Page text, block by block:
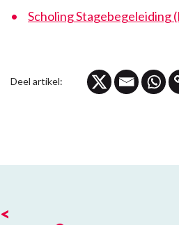
Scholing Stagebegeleiding
Deel artikel:
<